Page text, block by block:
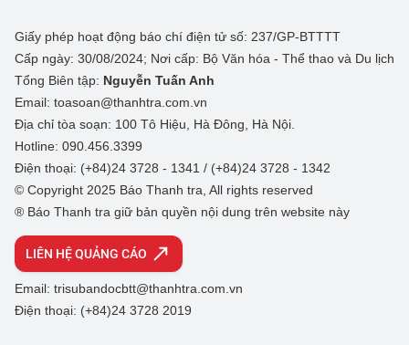
Giấy phép hoạt động báo chí điện tử số: 237/GP-BTTTT
Cấp ngày: 30/08/2024; Nơi cấp: Bộ Văn hóa - Thể thao và Du lịch
Tổng Biên tập: Nguyễn Tuấn Anh
Email: toasoan@thanhtra.com.vn
Địa chỉ tòa soạn: 100 Tô Hiệu, Hà Đông, Hà Nội.
Hotline: 090.456.3399
Điện thoại: (+84)24 3728 - 1341 / (+84)24 3728 - 1342
© Copyright 2025 Báo Thanh tra, All rights reserved
® Báo Thanh tra giữ bản quyền nội dung trên website này
LIÊN HỆ QUẢNG CÁO
Email: trisubandocbtt@thanhtra.com.vn
Điện thoại: (+84)24 3728 2019